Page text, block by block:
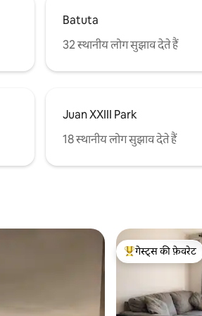
Batuta
32 स्थानीय लोग सुझाव देते हैं
Juan XXIII Park
18 स्थानीय लोग सुझाव देते हैं
गेस्ट्स का टॉप फ़ेवरेट
गेस्ट्स की फ़ेवरेट